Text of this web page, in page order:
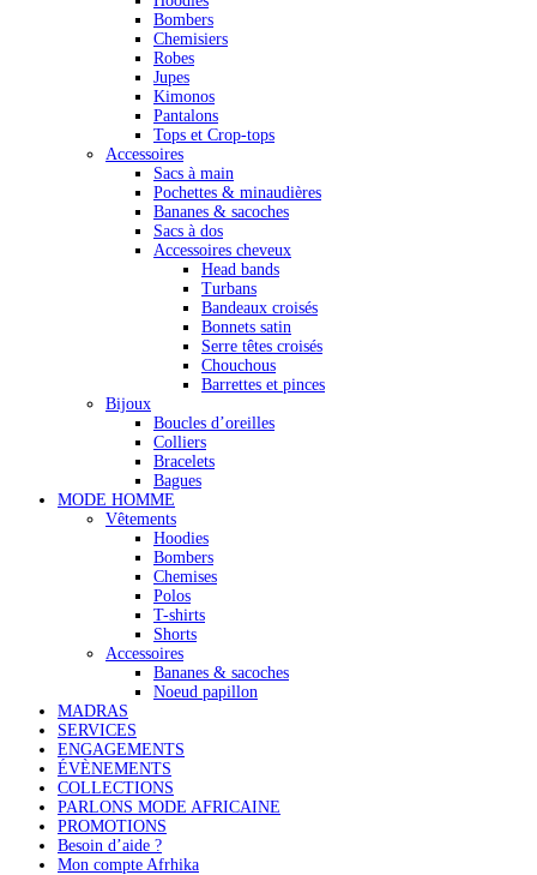
Bombers
Chemisiers
Robes
Jupes
Kimonos
Pantalons
Tops et Crop-tops
Accessoires
Sacs à main
Pochettes & minaudières
Bananes & sacoches
Sacs à dos
Accessoires cheveux
Head bands
Turbans
Bandeaux croisés
Bonnets satin
Serre têtes croisés
Chouchous
Barrettes et pinces
Bijoux
Boucles d’oreilles
Colliers
Bracelets
Bagues
MODE HOMME
Vêtements
Hoodies
Bombers
Chemises
Polos
T-shirts
Shorts
Accessoires
Bananes & sacoches
Noeud papillon
MADRAS
SERVICES
ENGAGEMENTS
ÉVÈNEMENTS
COLLECTIONS
PARLONS MODE AFRICAINE
PROMOTIONS
Besoin d’aide ?
Mon compte Afrhika